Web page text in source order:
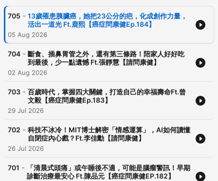
705 - 13歲罹患胰臟癌，她把23公分的疤，化成創作力量，
活出一道光 Ft.鹿熙【癌症問康健Ep.184】
05 Aug 2026
704 - 斷食、插鼻胃管之外，還有第三條路！陪家人好好吃
到最後，少一點遺憾 Ft.張靜慧【請問康健】
02 Aug 2026
703 - 百歲時代，掌握四大關鍵，打造自己的幸福壽命Ft.曾
文毅【癌症問康健Ep.183】
29 Jul 2026
702 - 科技不冰冷！MIT博士解密「情感運算」，AI如何讀懂
自閉症內心戲？Ft.李佳勳【請問康健】
26 Jul 2026
701 -
「清晨式頭痛」或午睡後不適，可能是腦瘤警訊！早期
診斷治療最安心 Ft.陳品元【癌症問康健EP.182】